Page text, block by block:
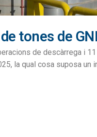
tones de
de descàrrega i
la qual cosa suposa un